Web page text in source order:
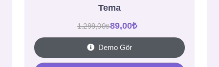
Tema
1.299,00₺89,00₺
Demo Gör